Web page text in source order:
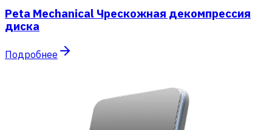
Peta Mechanical Чрескожная декомпрессия
диска
Подробнее